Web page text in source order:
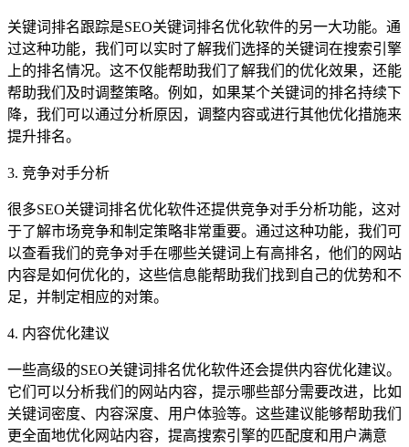
关键词排名跟踪是SEO关键词排名优化软件的另一大功能。通
过这种功能，我们可以实时了解我们选择的关键词在搜索引擎
上的排名情况。这不仅能帮助我们了解我们的优化效果，还能
帮助我们及时调整策略。例如，如果某个关键词的排名持续下
降，我们可以通过分析原因，调整内容或进行其他优化措施来
提升排名。
3. 竞争对手分析
很多SEO关键词排名优化软件还提供竞争对手分析功能，这对
于了解市场竞争和制定策略非常重要。通过这种功能，我们可
以查看我们的竞争对手在哪些关键词上有高排名，他们的网站
内容是如何优化的，这些信息能帮助我们找到自己的优势和不
足，并制定相应的对策。
4. 内容优化建议
一些高级的SEO关键词排名优化软件还会提供内容优化建议。
它们可以分析我们的网站内容，提示哪些部分需要改进，比如
关键词密度、内容深度、用户体验等。这些建议能够帮助我们
更全面地优化网站内容，提高搜索引擎的匹配度和用户满意